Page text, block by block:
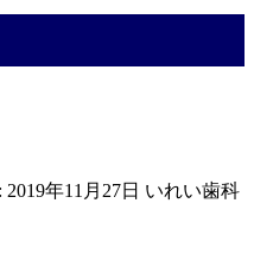
2019年11月27日 いれい歯科